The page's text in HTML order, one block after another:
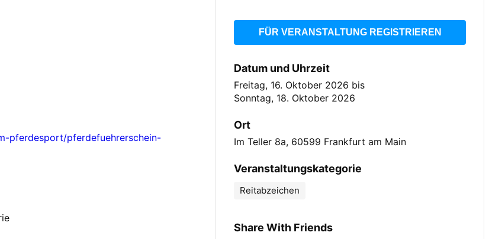
pferdesport/pferdefuehrerschein-
FÜR VERANSTALTUNG REGISTRIEREN
Datum und Uhrzeit
Freitag, 16. Oktober 2026 bis
Sonntag, 18. Oktober 2026
Ort
Im Teller 8a, 60599 Frankfurt am Main
Veranstaltungskategorie
Reitabzeichen
Share With Friends